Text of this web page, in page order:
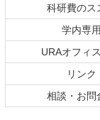
科研費のス
学内専用
URAオフィ
リンク
相談・お問